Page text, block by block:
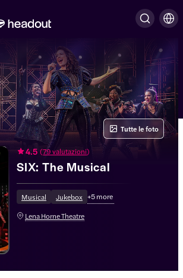
4.5 (79 valutazioni)
SIX: The Musical
Musical Jukebox +5more
Lena Horne Theatre
Tutte le foto